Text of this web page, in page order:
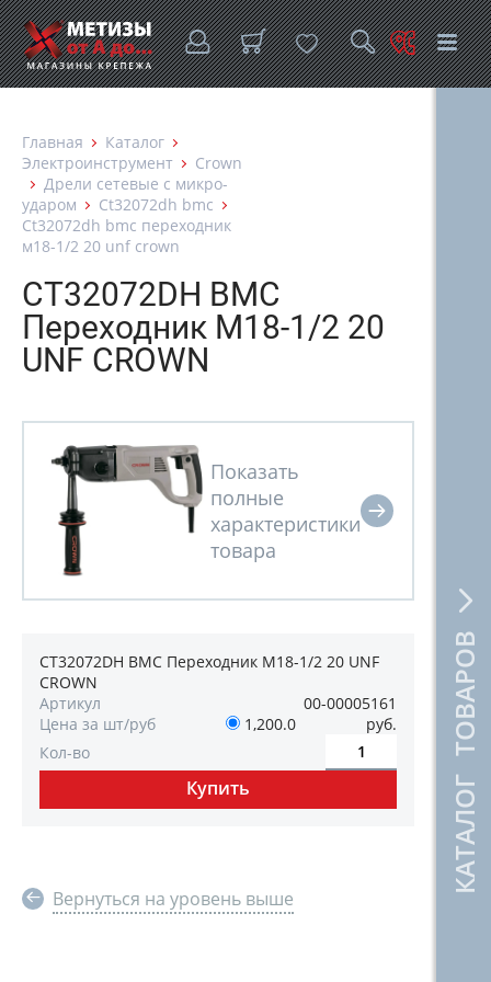
КАТАЛОГ ТОВАРОВ
Главная
Каталог
Электроинструмент
Crown
Дрели сетевые с микро-
ударом
Ct32072dh bmc
Ct32072dh bmc переходник
м18-1/2 20 unf crown
CT32072DH BMC
Переходник М18-1/2 20
UNF CROWN
CT32072DH BMC Переходник М18-1/2 20 UNF
CROWN
Артикул
00-00005161
Цена за шт/руб
1,200.0
руб.
Кол-во
Вернуться на уровень выше